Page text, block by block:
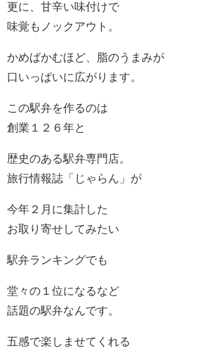
更に、甘辛い味付けで
味覚もノックアウト。
かめばかむほど、脂のうまみが
口いっぱいに広がります。
この駅弁を作るのは
創業１２６年と
歴史のある駅弁専門店。
旅行情報誌「じゃらん」が
今年２月に集計した
お取り寄せしてみたい
駅弁ランキングでも
堂々の１位になるなど
話題の駅弁なんです。
五感で楽しませてくれる